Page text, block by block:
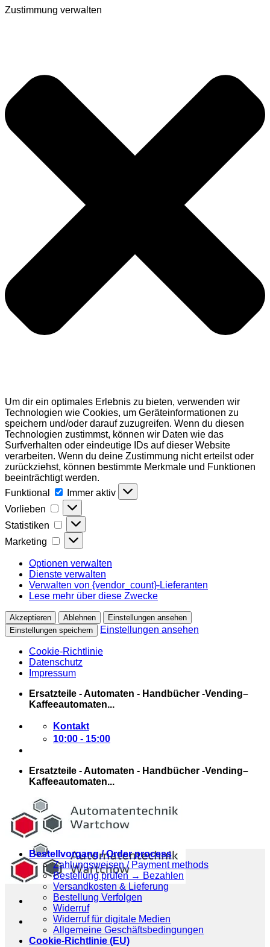
Zustimmung verwalten
Um dir ein optimales Erlebnis zu bieten, verwenden wir
Technologien wie Cookies, um Geräteinformationen zu
speichern und/oder darauf zuzugreifen. Wenn du diesen
Technologien zustimmst, können wir Daten wie das
Surfverhalten oder eindeutige IDs auf dieser Website
verarbeiten. Wenn du deine Zustimmung nicht erteilst oder
zurückziehst, können bestimmte Merkmale und Funktionen
beeinträchtigt werden.
Funktional
Funktional
Immer aktiv
Vorlieben
Vorlieben
Statistiken Statistiken
Marketing Marketing
Optionen verwalten
Dienste verwalten
Verwalten von {vendor_count}-Lieferanten
Lese mehr über diese Zwecke
Akzeptieren Ablehnen
Einstellungen ansehen
Einstellungen speichern
Einstellungen ansehen
Cookie-Richtlinie
Datenschutz
Impressum
Zum
Ersatzteile - Automaten - Handbücher -Vending–
Kaffeeautomaten...
Kontakt
10:00 - 15:00
Ersatzteile - Automaten - Handbücher -Vending–
Kaffeeautomaten...
Bestellvorgang / Order process
Zahlungsweisen / Payment methods
Bestellung prüfen → Bezahlen
Versandkosten & Lieferung
Bestellung Verfolgen
Widerruf
Widerruf für digitale Medien
Allgemeine Geschäftsbedingungen
Cookie-Richtlinie (EU)